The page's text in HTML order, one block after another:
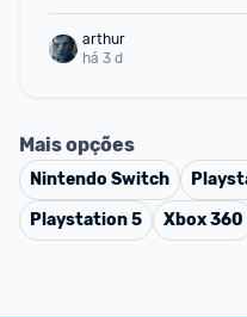
arthur
há 3 d
Mais opções
Nintendo Switch
Playstation 5
Xbox 360